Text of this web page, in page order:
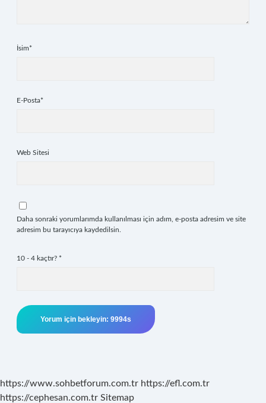
İsim*
E-Posta*
Web Sitesi
Daha sonraki yorumlarımda kullanılması için adım, e-posta adresim ve site
adresim bu tarayıcıya kaydedilsin.
10 - 4 kaçtır? *
https://www.sohbetforum.com.tr https://efl.com.tr
https://cephesan.com.tr Sitemap